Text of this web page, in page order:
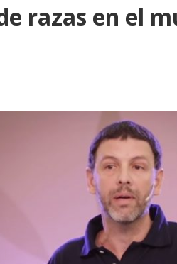
razas en el